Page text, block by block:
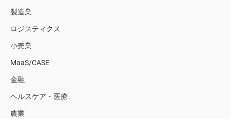
製造業
ロジスティクス
小売業
MaaS/CASE
金融
ヘルスケア・医療
農業